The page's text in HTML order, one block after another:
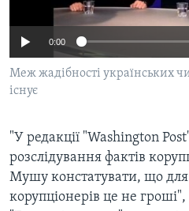
СУСПІЛЬСТВО
ЕКОНОМІКА
ІСТОРІЇ УСПІХУ УКРАЇНЦІВ
ТЕЛЕПРОГРАМИ
ЧАС-TIME
БРИФІНГ ГОЛОСУ АМЕРИКИ
ВІКНО В АМЕРИКУ
ПРАЙМ-ТАЙМ
ПОГЛЯД З ВАШИНГТОНА
ENGLISH
Learning English
МИ В СОЦМЕРЕЖАХ
0:00
Меж жадібності українських
існує
"У редакції "Washington
розслідування фактів
Мушу констатувати, що для
корупціонерів це не гроші",